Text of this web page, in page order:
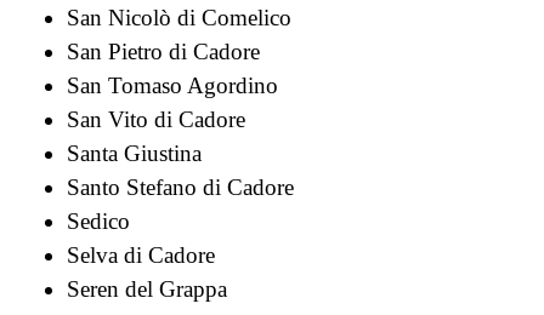
San Nicolò di Comelico
San Pietro di Cadore
San Tomaso Agordino
San Vito di Cadore
Santa Giustina
Santo Stefano di Cadore
Sedico
Selva di Cadore
Seren del Grappa